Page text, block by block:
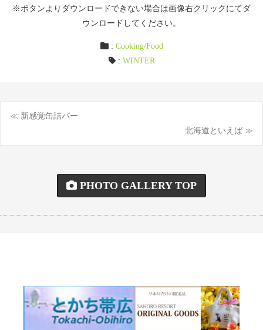
※ボタンよりダウンロードできない場合は画像右クリックにてダ
ウンロードしてください。
: Cooking/Food
: WINTER
投
ビ
ー
≪ 新感覚缶詰バー
北海道といえば ≫
PHOTO GALLERY TOP